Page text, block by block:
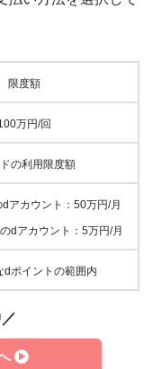
限度額
万円/回
の利用限度額
アカウント：50万円/月
dアカウント：5万円/月
dポイントの範囲内